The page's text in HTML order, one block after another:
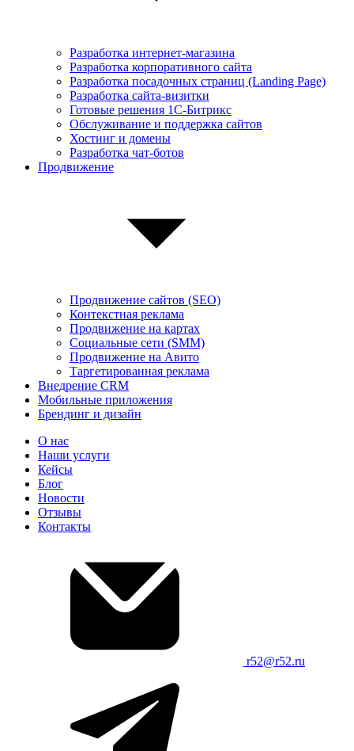
Разработка интернет-магазина
Разработка корпоративного сайта
Разработка посадочных страниц (Landing Page)
Разработка сайта-визитки
Готовые решения 1С-Битрикс
Обслуживание и поддержка сайтов
Хостинг и домены
Разработка чат-ботов
Продвижение
Продвижение сайтов (SEO)
Контекстная реклама
Продвижение на картах
Социальные сети (SMM)
Продвижение на Авито
Таргетированная реклама
Внедрение CRM
Мобильные приложения
Брендинг и дизайн
О нас
Наши услуги
Кейсы
Блог
Новости
Отзывы
Контакты
r52@r52.ru